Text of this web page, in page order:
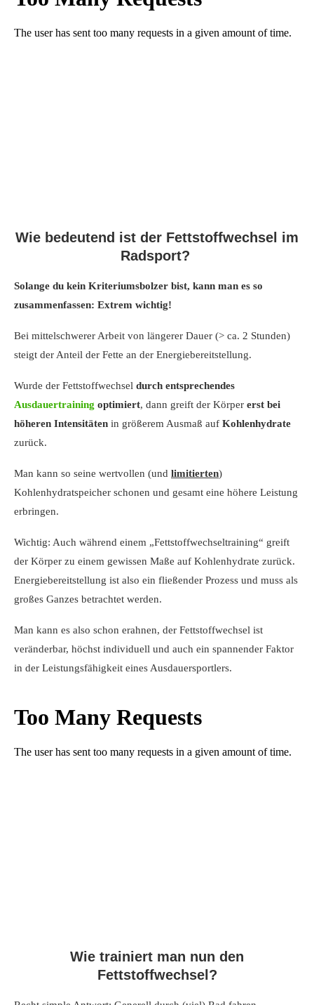
Wie bedeutend ist der Fettstoffwechsel im
Radsport?
Solange du kein Kriteriumsbolzer bist, kann man es so
zusammenfassen: Extrem wichtig!
Bei mittelschwerer Arbeit von längerer Dauer (> ca. 2 Stunden)
steigt der Anteil der Fette an der Energiebereitstellung.
Wurde der Fettstoffwechsel durch entsprechendes
Ausdauertraining optimiert, dann greift der Körper erst bei
höheren Intensitäten in größerem Ausmaß auf Kohlenhydrate
zurück.
Man kann so seine wertvollen (und limitierten)
Kohlenhydratspeicher schonen und gesamt eine höhere Leistung
erbringen.
Wichtig: Auch während einem „Fettstoffwechseltraining“ greift
der Körper zu einem gewissen Maße auf Kohlenhydrate zurück.
Energiebereitstellung ist also ein fließender Prozess und muss als
großes Ganzes betrachtet werden.
Man kann es also schon erahnen, der Fettstoffwechsel ist
veränderbar, höchst individuell und auch ein spannender Faktor
in der Leistungsfähigkeit eines Ausdauersportlers.
Wie trainiert man nun den
Fettstoffwechsel?